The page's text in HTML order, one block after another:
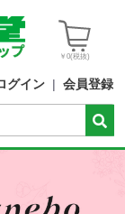
￥0(税抜)
グイン | 会員登録